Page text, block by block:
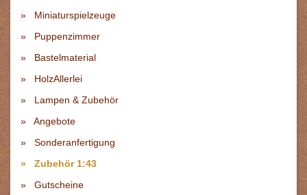
Miniaturspielzeuge
Puppenzimmer
Bastelmaterial
HolzAllerlei
Lampen & Zubehör
Angebote
Sonderanfertigung
Zubehör 1:43
Gutscheine